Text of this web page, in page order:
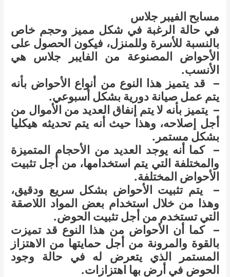
مسابح الفيبر جلاس
في حالة الرغبة في شكل مميز وحجم خاص
بالنسبة للأسرة وللمنزل، فيكون الحصول على
الأحواض المصنوعة من الفايبر جلاس هي
الأنسب.
– قد يتميز هذا النوع من أنواع الأحواض بأنه
يتم عمل صيانة دورية بشكل أسبوعي.
– يتميز بأنه لا يتم إنفاق العديد من الأموال من
أجل إصلاحه، وهذا حيث أنه يتم تحديثه هيكليا
بشكل مستمر.
– كما أنه يوجد العديد من الأحجام المتميزة
والمختلفة التي يتم استخدامها، من أجل تثبيت
الأحواض المختلفة.
– يتم تثبيت الأحواض بشكل سريع ودقيق،
وهذا من خلال استخدام بعض المواد اللاصقة
التي تستخدم من أجل تثبيت الحوض.
– كما أن الأحواض من هذا النوع قد تميزت
بالقوة والمرونة من أجل حمايتها من الاهتزاز
المستمر الذي يتعرض له في حالة وجود
الحوض في أرض بها اهتزازات.